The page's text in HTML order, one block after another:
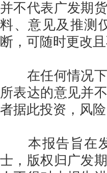
并不代表广发期
料、意见及推测
断，可随时更改且
在任何情况下
所表达的意见并
者据此投资，风险
本报告旨在发
士，版权归广发